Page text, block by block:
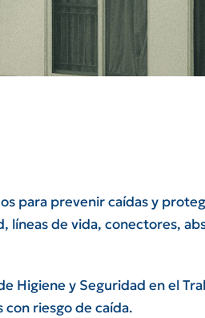
para prevenir caídas y
líneas de vida, conectores,
Higiene y Seguridad en el
riesgo de caída.